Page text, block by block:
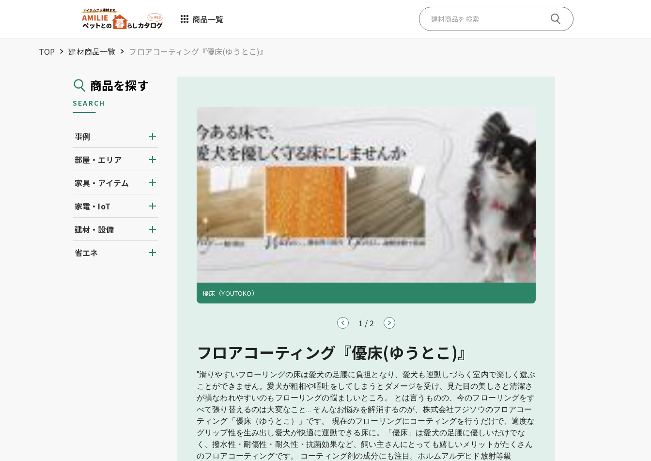
商品一覧
TOP 建材商品一覧 フロアコーティング『優床(ゆうとこ)』
商品を探す
SEARCH
事例
部屋・エリア
家具・アイテム
家電・IoT
建材・設備
省エネ
優床（YOUTOKO）
1 /2
フロアコーティング『優床(ゆうとこ)』
"滑りやすいフローリングの床は愛犬の足腰に負担となり、愛犬も運動しづらく室内で楽しく遊ぶ
ことができません。愛犬が粗相や嘔吐をしてしまうとダメージを受け、見た目の美しさと清潔さ
が損なわれやすいのもフローリングの悩ましいところ。 とは言うものの、今のフローリングをす
べて張り替えるのは大変なこと… そんなお悩みを解消するのが、株式会社フジソウのフロアコー
ティング「優床（ゆうとこ）」です。 現在のフローリングにコーティングを行うだけで、適度な
グリップ性を生み出し愛犬が快適に運動できる床に。「優床」は愛犬の足腰に優しいだけでな
く、撥水性・耐傷性・耐久性・抗菌効果など、飼い主さんにとっても嬉しいメリットがたくさん
のフロアコーティングです。 コーティング剤の成分にも注目。ホルムアルデヒド放射等級